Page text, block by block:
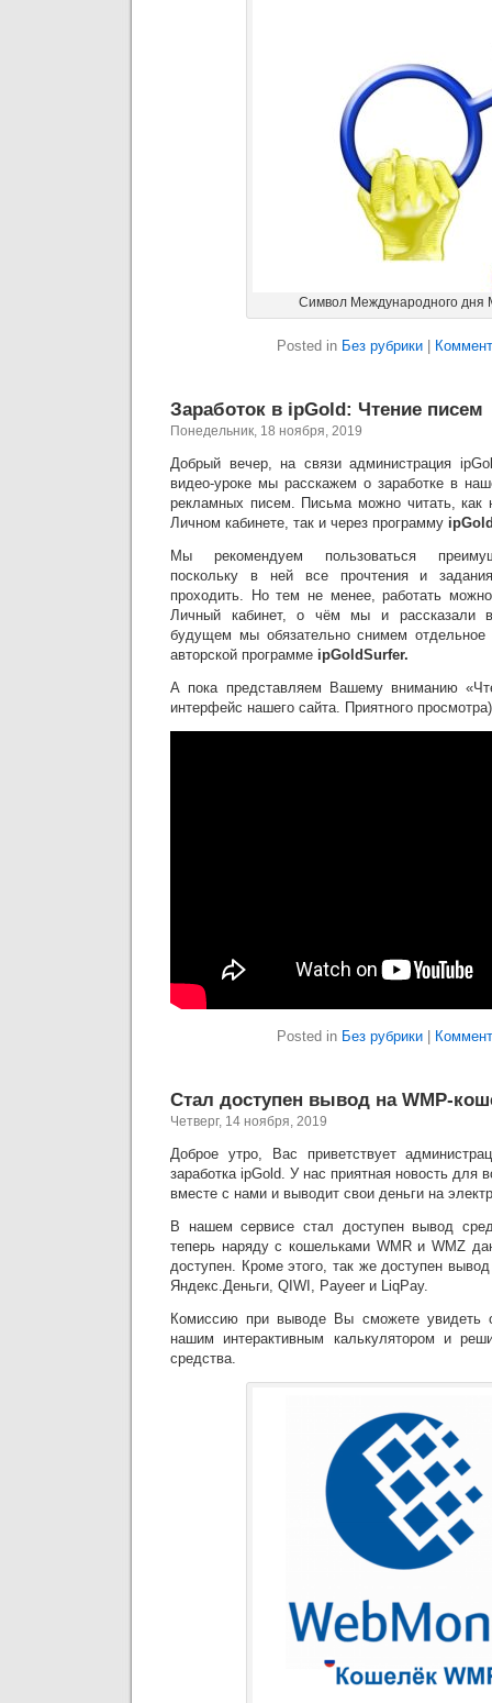
Символ Международного дня
Posted in Без рубрики
Заработок в ipGold: Чтение писем
Понедельник, 18 ноября, 2019
Добрый вечер, на связи администрация
видео-уроке мы расскажем о заработке в
рекламных писем. Письма можно читать, как
Личном кабинете, так и через программу
Мы рекомендуем пользоваться
поскольку в ней все прочтения и
проходить. Но тем не менее, работать
Личный кабинет, о чём мы и рассказали
будущем мы обязательно снимем
авторской программе ipGoldSurfer.
А пока представляем Вашему вниманию
интерфейс нашего сайта. Приятного просмотра)
Posted in Без рубрики
Стал доступен вывод на WMР-
Четверг, 14 ноября, 2019
Доброе утро, Вас приветствует
заработка ipGold. У нас приятная новость для
вместе с нами и выводит свои деньги на
В нашем сервисе стал доступен вывод
теперь наряду с кошельками WMR и WMZ
доступен. Кроме этого, так же доступен
Яндекс.Деньги, QIWI, Payeer и LiqPay.
Комиссию при выводе Вы сможете увидеть
нашим интерактивным калькулятором и
средства.